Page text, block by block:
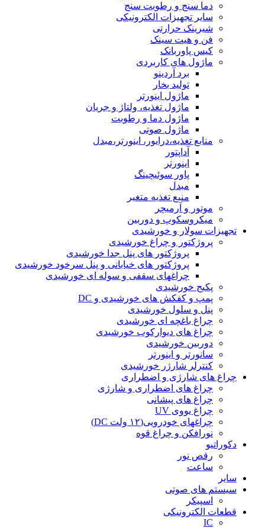
دما سنج و رطوبت سنج
سایر تجهیزات الکترونیکی
شیرینک حرارتی
فن و هیت سینک
کیس پاوربانک
ماژول های کاربردی
برد آردینو
تولید بخار
ماژول اینورتر
ماژول تغذیه، ولتاژ و جریان
ماژول دما و رطوبت
ماژول صوتی
منابع تغذیه،درایور، اینورتر،مبدل
آداپتور
اینورتر
پاور سوئیچینگ
مبدل
منبع تغذیه متغیر
موتور و آرمیچر
میکروسکوپ و دوربین
تجهیزات سولار و خورشیدی
پروژکتور و چراغ خورشیدی
پروژکتور های پنل جدا خورشیدی
پروژکتور های خیابانی و پنل سرخود خورشیدی
چراغهای سقفی و سوله ای خورشیدی
پکیج خورشیدی
پمپ و کفکش های خورشیدی و DC
پنل و سلول خورشیدی
چراغ باغچه ای خورشیدی
چراغ های دیوارکوب خورشیدی
دوربین خورشیدی
سانورتر و اینورتر
کنترلر شارژر خورشیدی
چراغ های شارژی و اضطراری
چراغ های اضطراری و شارژی
چراغ های پیشانی
چراغ یووی UV
چراغهای خودرویی(۱۲ ولت DC)
نورافکن و چراغ قوه
دکوراتیو
رقص نور
ساعت
سایر
سیستم های صوتی
اسپیکر
قطعات الکترونیکی
IC